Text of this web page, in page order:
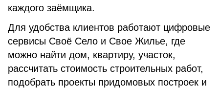
каждого заёмщика.
Для удобства клиентов работают цифровые
сервисы Своё Село и Свое Жилье, где
можно найти дом, квартиру, участок,
рассчитать стоимость строительных работ,
подобрать проекты придомовых построек и